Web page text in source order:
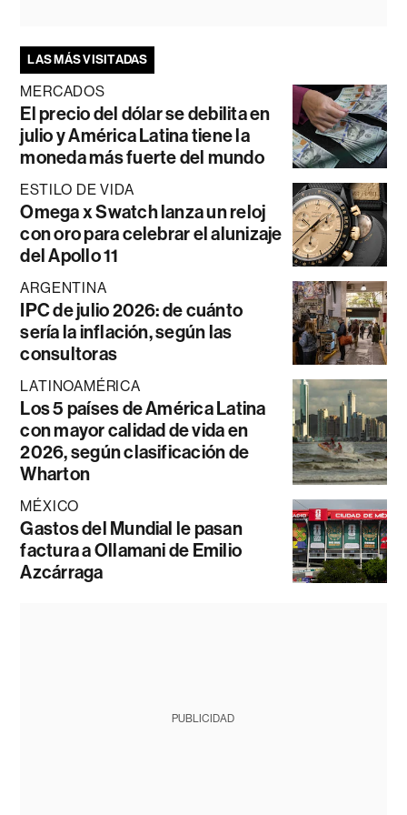
LAS MÁS VISITADAS
MERCADOS
El precio del dólar se debilita en
julio y América Latina tiene la
moneda más fuerte del mundo
ESTILO DE VIDA
Omega x Swatch lanza un reloj
con oro para celebrar el alunizaje
del Apollo 11
ARGENTINA
IPC de julio 2026: de cuánto
sería la inflación, según las
consultoras
LATINOAMÉRICA
Los 5 países de América Latina
con mayor calidad de vida en
2026, según clasificación de
Wharton
MÉXICO
Gastos del Mundial le pasan
factura a Ollamani de Emilio
Azcárraga
PUBLICIDAD